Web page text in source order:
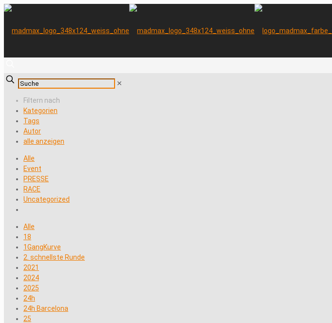
✕
Filtern nach
Kategorien
Tags
Autor
alle anzeigen
Alle
Event
PRESSE
RACE
Uncategorized
Alle
18
1GangKurve
2. schnellste Runde
2021
2024
2025
24h
24h Barcelona
25